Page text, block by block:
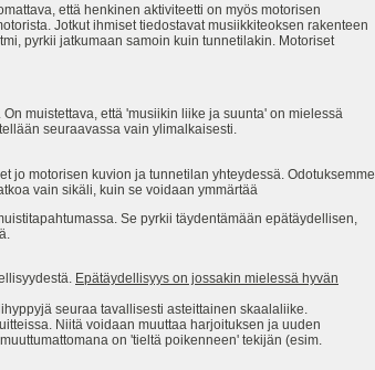
että henkinen aktiviteetti on myös motorisen
Jotkut ihmiset tiedostavat musiikkiteoksen rakenteen
pyrkii jatkumaan samoin kuin tunnetilakin. Motoriset
muistettava, että 'musiikin liike ja suunta' on mielessä
seuraavassa vain ylimalkaisesti.
jo motorisen kuvion ja tunnetilan yhteydessä. Odotuksemme
vain sikäli, kuin se voidaan ymmärtää
Se pyrkii täydentämään epätäydellisen,
Epätäydellisyys on jossakin mielessä hyvän
seuraa tavallisesti asteittainen skaalaliike.
Niitä voidaan muuttaa harjoituksen ja uuden
on 'tieltä poikenneen' tekijän (esim.